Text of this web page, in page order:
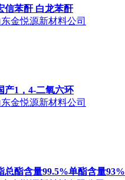
信苯酐 白龙苯酐
金悦源新材料公司
产1，4-二氧六环
金悦源新材料公司
总酯含量99.5%单酯含量93%